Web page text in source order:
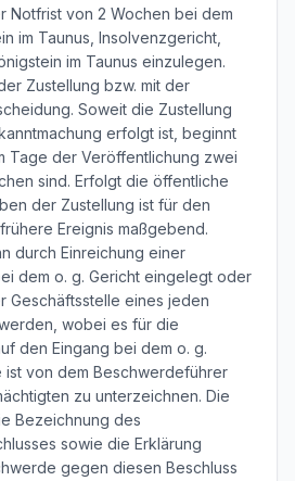
Notfrist von 2 Wochen bei dem
im Taunus, Insolvenzgericht,
im Taunus einzulegen.
Zustellung bzw. mit der
Soweit die Zustellung
erfolgt ist, beginnt
Tage der Veröffentlichung zwei
sind. Erfolgt die öffentliche
der Zustellung ist für den
Ereignis maßgebend.
durch Einreichung einer
dem o. g. Gericht eingelegt oder
Geschäftsstelle eines jeden
wobei es für die
den Eingang bei dem o. g.
ist von dem Beschwerdeführer
zu unterzeichnen. Die
Bezeichnung des
sowie die Erklärung
gegen diesen Beschluss